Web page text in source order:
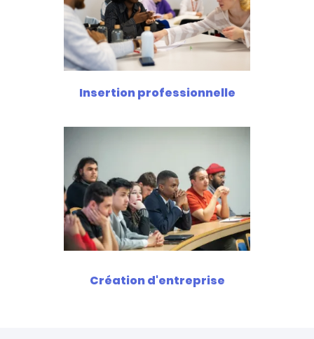
Insertion professionnelle
Création d'entreprise